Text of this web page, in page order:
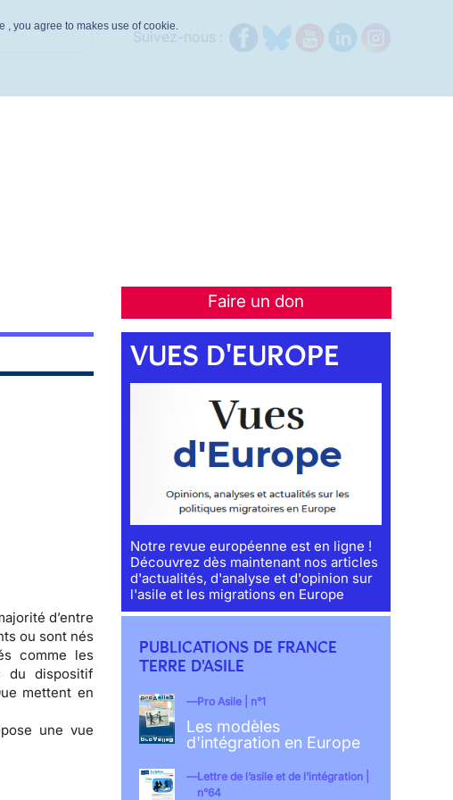
Faire un don
d’entre
ou sont nés
comme les
du dispositif
mettent en
une vue
VUES D'EUROPE
Notre revue européenne est en ligne !
Découvrez dès maintenant nos articles
d'actualités, d'analyse et d'opinion sur
l'asile et les migrations en Europe
PUBLICATIONS DE FRANCE
TERRE D'ASILE
Pro Asile | n°1
Les modèles
d'intégration en Europe
Lettre de l’asile et de l’intégration |
n°64
, you agree to makes use of cookie.